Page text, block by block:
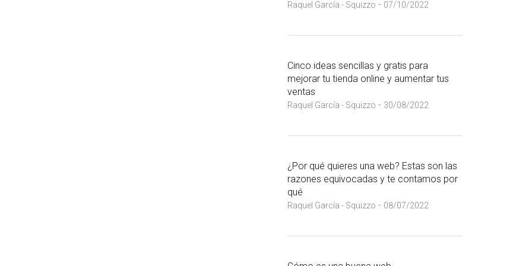
Raquel García - Squizzo - 07/10/2022
Cinco ideas sencillas y gratis para
mejorar tu tienda online y aumentar tus
ventas
Raquel García - Squizzo - 30/08/2022
¿Por qué quieres una web? Estas son las
razones equivocadas y te contamos por
qué
Raquel García - Squizzo - 08/07/2022